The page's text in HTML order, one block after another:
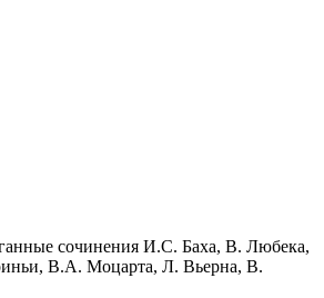
сочинения И.С. Баха, В. Любека,
В.А. Моцарта, Л. Вьерна, В.